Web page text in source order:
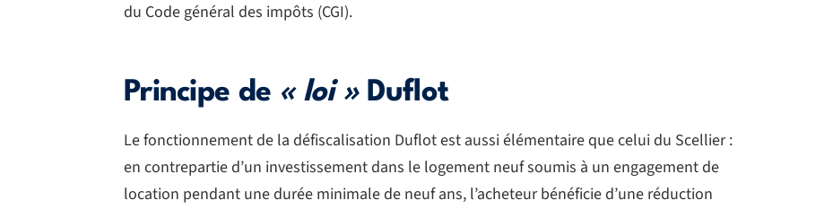
du Code général des impôts (CGI).
Principe de « loi »Duflot
Le fonctionnement de la défiscalisation Duflot est aussi élémentaire que celui du Scellier :
en contrepartie d’un investissement dans le logement neuf soumis à un engagement de
location pendant une durée minimale de neuf ans, l’acheteur bénéficie d’une réduction